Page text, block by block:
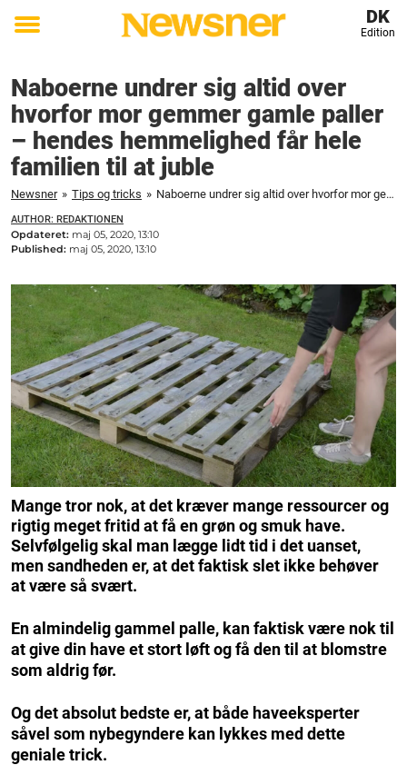
Toggle
DK
Edition
Naboerne undrer sig altid over
hvorfor mor gemmer gamle paller
– hendes hemmelighed får hele
familien til at juble
Newsner » Tips og tricks » Naboerne undrer sig altid over hvorfor mor gemmer gamle paller – hendes hemmelighed får hele familien til at juble
AUTHOR: REDAKTIONEN
Opdateret: maj 05, 2020, 13:10
Published: maj 05, 2020, 13:10
Mange tror nok, at det kræver mange ressourcer og
rigtig meget fritid at få en grøn og smuk have.
Selvfølgelig skal man lægge lidt tid i det uanset,
men sandheden er, at det faktisk slet ikke behøver
at være så svært.
En almindelig gammel palle, kan faktisk være nok til
at give din have et stort løft og få den til at blomstre
som aldrig før.
Og det absolut bedste er, at både haveeksperter
såvel som nybegyndere kan lykkes med dette
geniale trick.